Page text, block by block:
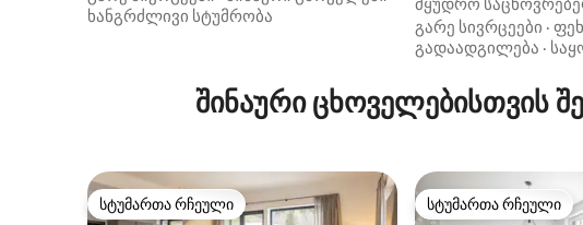
ხანგრძლივი სტუმრობა
ზალცკამერგუტში
გარე სივრცეები ·
გადაადგილება ·
შინაური ცხოველებისთვის
სტუმართა რჩეული
სტუმართა რჩეული სტუმართა რჩეული
სტუმართა რჩეული